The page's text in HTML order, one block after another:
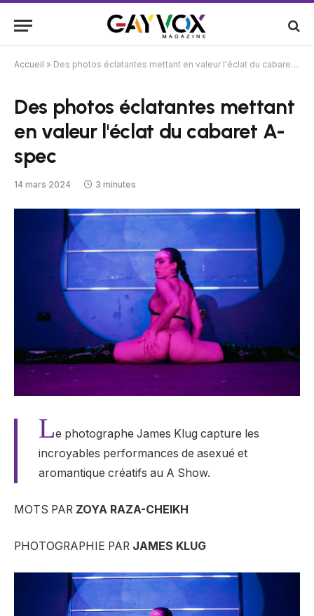
Accueil » Des photos éclatantes mettant en valeur l'éclat du cabaret A-spec
Des photos éclatantes mettant
en valeur l'éclat du cabaret A-
spec
14 mars 2024 3 minutes
Le photographe James Klug capture les
incroyables performances de asexué et
aromantique créatifs au A Show.
MOTS PAR ZOYA RAZA-CHEIKH
PHOTOGRAPHIE PAR JAMES KLUG